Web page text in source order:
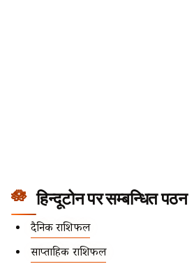
हिन्दूटोन पर सम्बन्धित पठन
दैनिक राशिफल
साप्ताहिक राशिफल